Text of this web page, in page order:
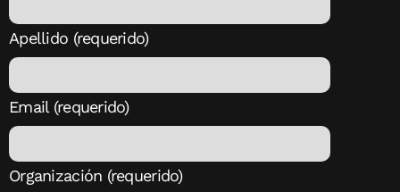
Apellido (requerido)
Email (requerido)
Organización (requerido)